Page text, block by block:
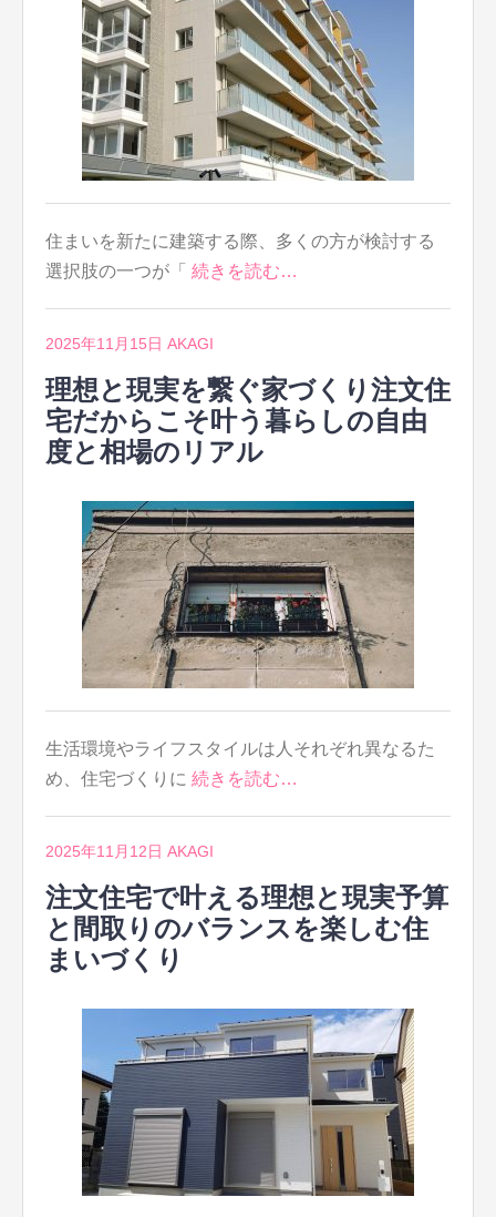
住まいを新たに建築する際、多くの方が検討する
選択肢の一つが「 続きを読む…
2025年11月15日 AKAGI
理想と現実を繋ぐ家づくり注文住
宅だからこそ叶う暮らしの自由
度と相場のリアル
生活環境やライフスタイルは人それぞれ異なるた
め、住宅づくりに 続きを読む…
2025年11月12日 AKAGI
注文住宅で叶える理想と現実予算
と間取りのバランスを楽しむ住
まいづくり